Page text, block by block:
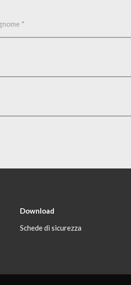
Download
Schede di sicurezza